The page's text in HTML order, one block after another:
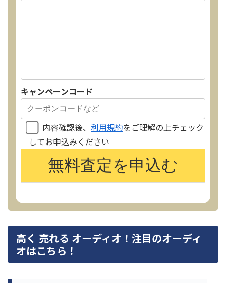
キャンペーンコード
内容確認後、 利用規約をご理解の上チェック
してお申込みください
高く 売れる オーディオ！注目のオーディ
オはこちら！